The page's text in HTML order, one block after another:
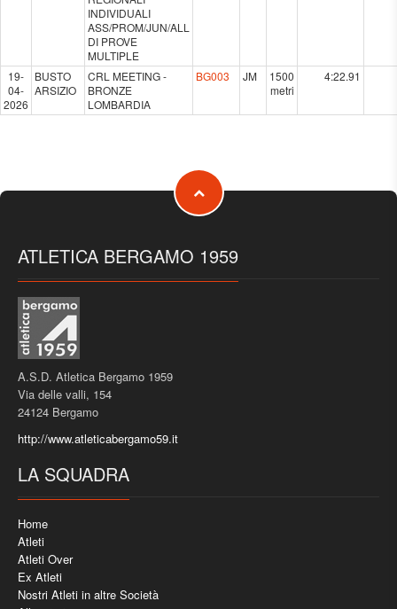
INDIVIDUALI
ASS/PROM/JUN/ALL
DI PROVE
MULTIPLE
19-
04-
2026
BUSTO
ARSIZIO
CRL MEETING -
BRONZE
LOMBARDIA
BG003 JM
1500
metri
4:22.91
ATLETICA BERGAMO 1959
A.S.D. Atletica Bergamo 1959
Via delle valli, 154
24124 Bergamo
http://www.atleticabergamo59.it
LA SQUADRA
Home
Atleti
Atleti Over
Ex Atleti
Nostri Atleti in altre Società